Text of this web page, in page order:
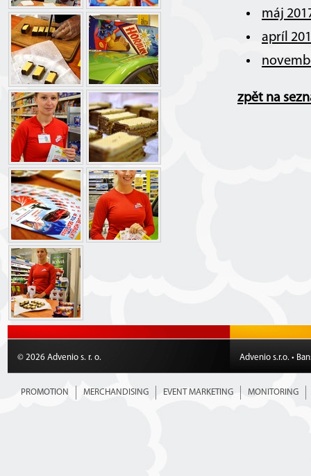
máj
apríl
zpět na
© 2026 Advenio s. r. o. Advenio s.r.o. •
PROMOTION MERCHANDISING EVENT MARKETING MONITORING